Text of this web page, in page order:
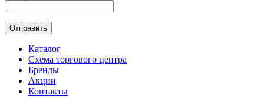
Каталог
Схема торгового центра
Бренды
Акции
Контакты